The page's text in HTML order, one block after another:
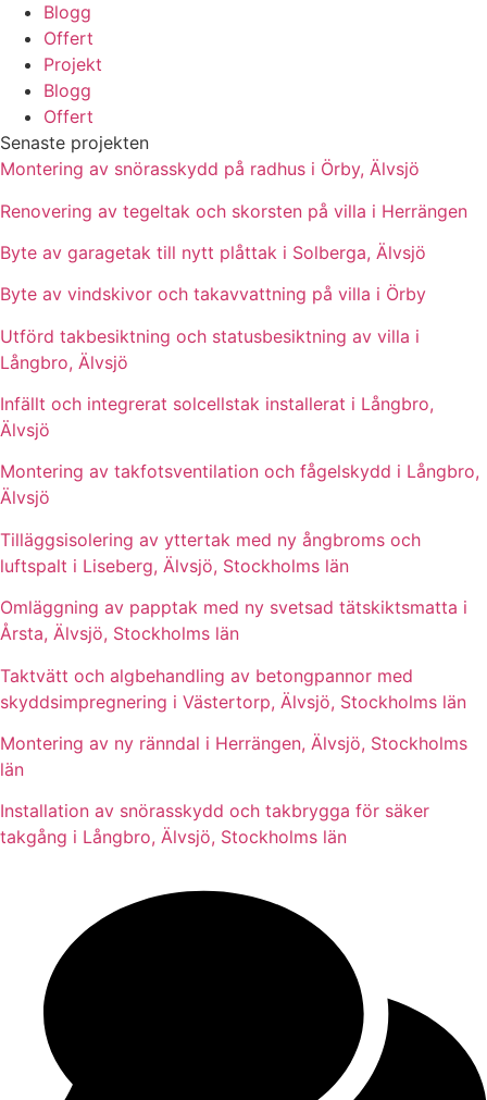
Blogg
Offert
Projekt
Blogg
Offert
Senaste projekten
Montering av snörasskydd på radhus i Örby, Älvsjö
Renovering av tegeltak och skorsten på villa i Herrängen
Byte av garagetak till nytt plåttak i Solberga, Älvsjö
Byte av vindskivor och takavvattning på villa i Örby
Utförd takbesiktning och statusbesiktning av villa i
Långbro, Älvsjö
Infällt och integrerat solcellstak installerat i Långbro,
Älvsjö
Montering av takfotsventilation och fågelskydd i Långbro,
Älvsjö
Tilläggsisolering av yttertak med ny ångbroms och
luftspalt i Liseberg, Älvsjö, Stockholms län
Omläggning av papptak med ny svetsad tätskiktsmatta i
Årsta, Älvsjö, Stockholms län
Taktvätt och algbehandling av betongpannor med
skyddsimpregnering i Västertorp, Älvsjö, Stockholms län
Montering av ny ränndal i Herrängen, Älvsjö, Stockholms
län
Installation av snörasskydd och takbrygga för säker
takgång i Långbro, Älvsjö, Stockholms län